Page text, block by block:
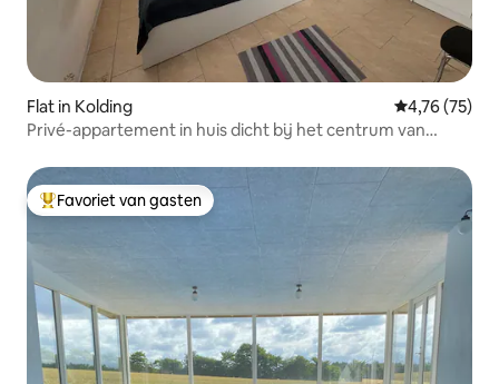
Flat in Kolding Gemiddelde
4,76 (75)
Privé-appartement in huis dicht bij het centrum van
Topfavoriet van gasten
Favoriet van gasten